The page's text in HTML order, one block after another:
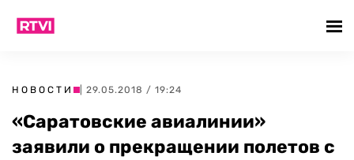
НОВОСТИ | 29.05.2018 / 19:24
«Саратовские авиалинии»
заявили о прекращении полетов с